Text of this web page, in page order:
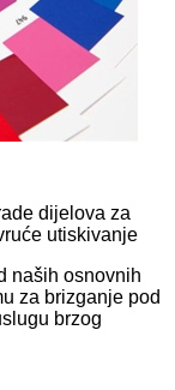
dijelova za
utiskivanje
naših osnovnih
za brizganje pod
brzog